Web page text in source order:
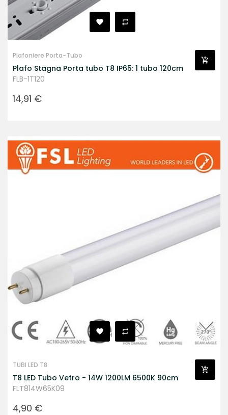
Plafoniere Porta-Tubo
Plafo Stagna Porta tubo T8 IP65: 1 tubo 120cm
FLB-1T120
Prezzo
14,91 €
TUBI LED T8
T8 LED Tubo Vetro - 14W 1200LM 6500K 90cm
FLT814W65K09
Prezzo
4,90 €